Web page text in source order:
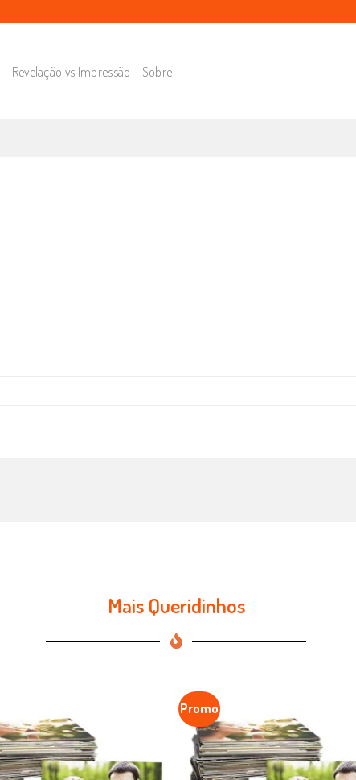
Revelação vs Impressão Sobre
Mais Queridinhos
Promo